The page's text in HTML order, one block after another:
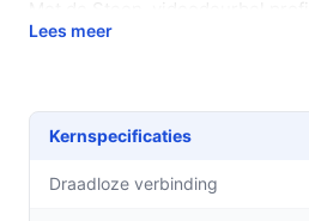
praktische voordelen die jouw
Haarscherpe
zorgt ervoor dat je
zien, zelfs in low-light
Lees meer
Kernspecificaties
Draadloze verbinding